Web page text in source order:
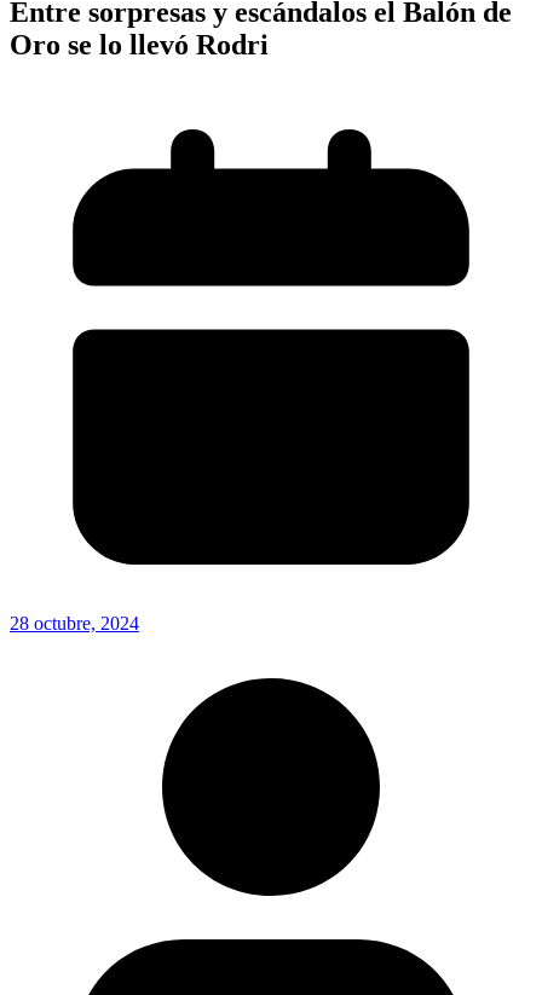
Entre sorpresas y escándalos el Balón de
Oro se lo llevó Rodri
28 octubre, 2024